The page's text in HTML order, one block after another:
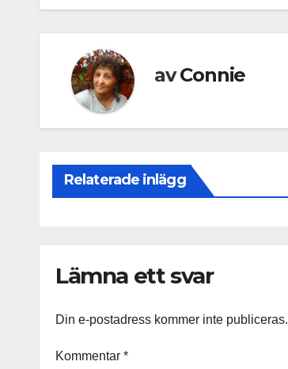
avConnie
Relaterade inlägg
Lämna ett svar
Din e-postadress kommer inte publiceras.
Kommentar *